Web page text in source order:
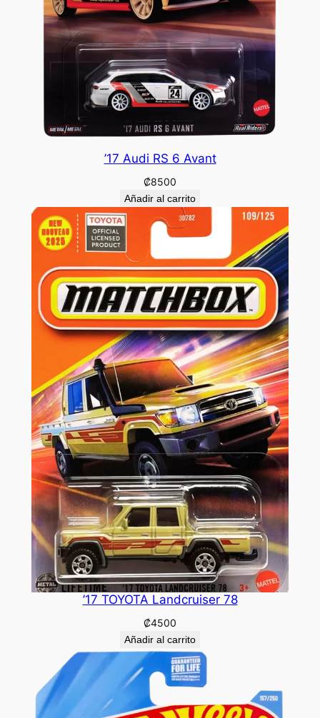
’17 Audi RS 6 Avant
₡8500
Añadir al carrito
’17 TOYOTA Landcruiser 78
₡4500
Añadir al carrito